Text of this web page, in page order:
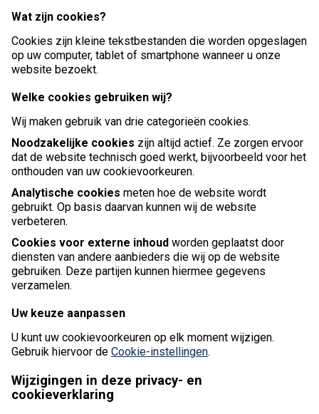
Wat zijn cookies?
Cookies zijn kleine tekstbestanden die worden opgeslagen
op uw computer, tablet of smartphone wanneer u onze
website bezoekt.
Welke cookies gebruiken wij?
Wij maken gebruik van drie categorieën cookies.
Noodzakelijke cookies zijn altijd actief. Ze zorgen ervoor
dat de website technisch goed werkt, bijvoorbeeld voor het
onthouden van uw cookievoorkeuren.
Analytische cookies meten hoe de website wordt
gebruikt. Op basis daarvan kunnen wij de website
verbeteren.
Cookies voor externe inhoud worden geplaatst door
diensten van andere aanbieders die wij op de website
gebruiken. Deze partijen kunnen hiermee gegevens
verzamelen.
Uw keuze aanpassen
U kunt uw cookievoorkeuren op elk moment wijzigen.
Gebruik hiervoor de Cookie-instellingen.
Wijzigingen in deze privacy- en
cookieverklaring